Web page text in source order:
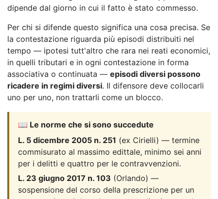
dipende dal giorno in cui il fatto è stato commesso.
Per chi si difende questo significa una cosa precisa. Se
la contestazione riguarda più episodi distribuiti nel
tempo — ipotesi tutt'altro che rara nei reati economici,
in quelli tributari e in ogni contestazione in forma
associativa o continuata — episodi diversi possono
ricadere in regimi diversi. Il difensore deve collocarli
uno per uno, non trattarli come un blocco.
📖 Le norme che si sono succedute
L. 5 dicembre 2005 n. 251 (ex Cirielli) — termine
commisurato al massimo edittale, minimo sei anni
per i delitti e quattro per le contravvenzioni.
L. 23 giugno 2017 n. 103 (Orlando) —
sospensione del corso della prescrizione per un